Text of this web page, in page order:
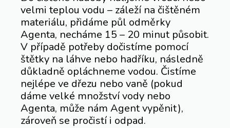
velmi teplou vodu – záleží na čištěném
materiálu, přidáme půl odměrky
Agenta, necháme 15 – 20 minut působit.
V případě potřeby dočistíme pomocí
štětky na láhve nebo hadříku, následně
důkladně opláchneme vodou. Čistíme
nejlépe ve dřezu nebo vaně (pokud
dáme velké množství vody nebo
Agenta, může nám Agent vypěnit),
zároveň se pročistí i odpad.